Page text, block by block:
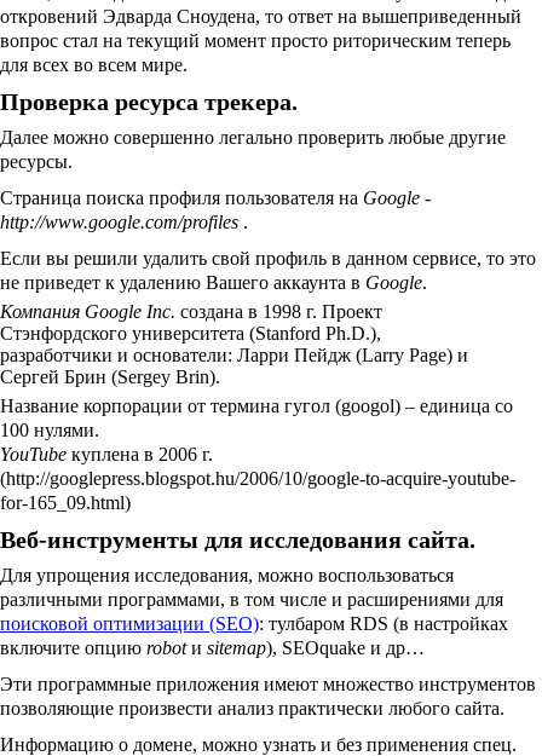
откровений Эдварда Сноудена, то ответ на вышеприведенный
вопрос стал на текущий момент просто риторическим теперь
для всех во всем мире.
Проверка ресурса трекера.
Далее можно совершенно легально проверить любые другие
ресурсы.
Страница поиска профиля пользователя на Google -
http://www.google.com/profiles .
Если вы решили удалить свой профиль в данном сервисе, то это
не приведет к удалению Вашего аккаунта в Google.
Компания Google Inc. создана в 1998 г. Проект
Стэнфордского университета (Stanford Ph.D.),
разработчики и основатели: Ларри Пейдж (Larry Page) и
Сергей Брин (Sergey Brin).
Название корпорации от термина гугол (googol) – единица со
100 нулями.
YouTube куплена в 2006 г.
(http://googlepress.blogspot.hu/2006/10/google-to-acquire-youtube-
for-165_09.html)
Веб-инструменты для исследования сайта.
Для упрощения исследования, можно воспользоваться
различными программами, в том числе и расширениями для
поисковой оптимизации (SEO): тулбаром RDS (в настройках
включите опцию robotи sitemap), SEOquake и др…
Эти программные приложения имеют множество инструментов
позволяющие произвести анализ практически любого сайта.
Информацию о домене, можно узнать и без применения спец.